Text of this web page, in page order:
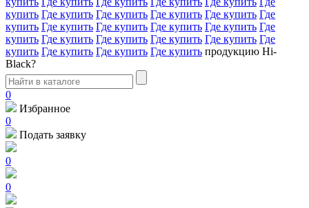
купить Где купить Где купить Где купить Где купить Где
купить Где купить Где купить Где купить Где купить Где
купить Где купить Где купить Где купить Где купить Где
купить Где купить Где купить Где купить продукцию Hi-
Black?
0
Избранное
0
Подать заявку
0
0